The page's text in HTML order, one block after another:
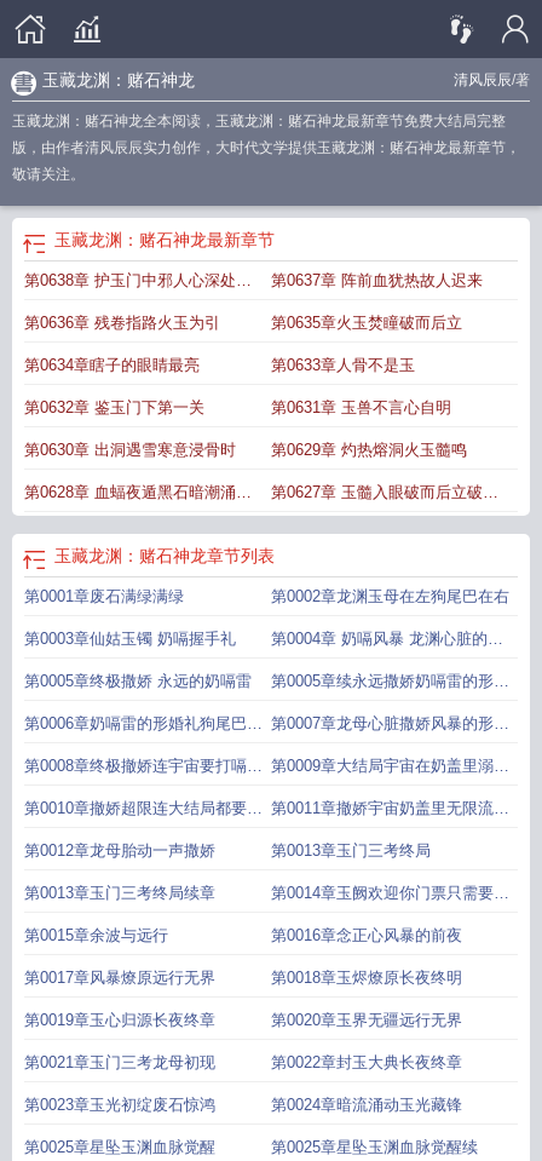
清风辰辰/著
玉藏龙渊：赌石神龙
玉藏龙渊：赌石神龙全本阅读，玉藏龙渊：赌石神龙最新章节免费大结局完整
版，由作者清风辰辰实力创作，大时代文学提供玉藏龙渊：赌石神龙最新章节，
敬请关注。
玉藏龙渊：赌石神龙最新章节
第0638章 护玉门中邪人心深处更
邪
第0637章 阵前血犹热故人迟来
第0636章 残卷指路火玉为引 第0635章火玉焚瞳破而后立
第0634章瞎子的眼睛最亮 第0633章人骨不是玉
第0632章 鉴玉门下第一关 第0631章 玉兽不言心自明
第0630章 出洞遇雪寒意浸骨时 第0629章 灼热熔洞火玉髓鸣
第0628章 血蝠夜遁黑石暗潮涌玉
佛重光
第0627章 玉髓入眼破而后立破虚
初成
玉藏龙渊：赌石神龙章节列表
第0001章废石满绿满绿 第0002章龙渊玉母在左狗尾巴在右
第0003章仙姑玉镯 奶嗝握手礼 第0004章 奶嗝风暴 龙渊心脏的∞
形撒娇
第0005章终极撒娇 永远的奶嗝雷 第0005章续永远撒娇奶嗝雷的形婚
礼
第0006章奶嗝雷的形婚礼狗尾巴草
戒指
第0007章龙母心脏撒娇风暴的形狂
欢
第0008章终极撤娇连宇宙要打嗝形
奶盖
第0009章大结局宇宙在奶盖里溺毙
又重生
第0010章撤娇超限连大结局都要撤
娇彩蛋
第0011章撤娇宇宙奶盖里无限流产
后顺产
第0012章龙母胎动一声撒娇 第0013章玉门三考终局
第0013章玉门三考终局续章 第0014章玉阙欢迎你门票只需要一
块玉
第0015章余波与远行 第0016章念正心风暴的前夜
第0017章风暴燎原远行无界 第0018章玉烬燎原长夜终明
第0019章玉心归源长夜终章 第0020章玉界无疆远行无界
第0021章玉门三考龙母初现 第0022章封玉大典长夜终章
第0023章玉光初绽废石惊鸿 第0024章暗流涌动玉光藏锋
第0025章星坠玉渊血脉觉醒 第0025章星坠玉渊血脉觉醒续